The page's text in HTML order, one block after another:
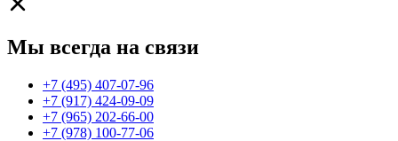
Мы всегда на связи
+7 (495) 407-07-96
+7 (917) 424-09-09
+7 (965) 202-66-00
+7 (978) 100-77-06